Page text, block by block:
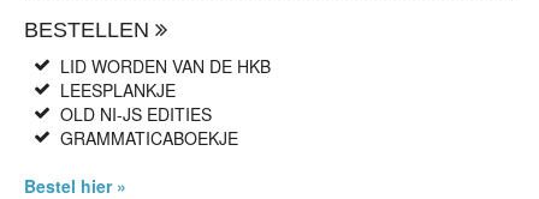
BESTELLEN
LID WORDEN VAN DE HKB
LEESPLANKJE
OLD NI-JS EDITIES
GRAMMATICABOEKJE
Bestel hier »